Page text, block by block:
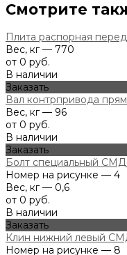
Смотрите
Плита распорная
Вес, кг — 770
от 0 руб.
В наличии
Заказать
Вал контрпривода
Вес, кг — 96
от 0 руб.
В наличии
Заказать
Болт специальный
Номер на рисунке — 4
Вес, кг — 0,6
от 0 руб.
В наличии
Заказать
Клин нижний левый
Номер на рисунке — 8